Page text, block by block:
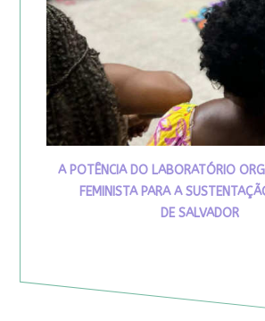
A POTÊNCIA DO LABORATÓRIO
FEMINISTA PARA A
DE SALVADOR